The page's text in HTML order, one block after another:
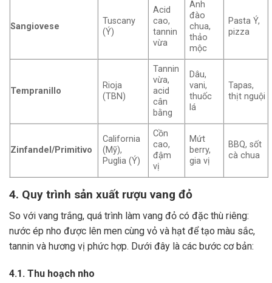
Sangiovese
Tuscany
(Ý)
Acid
cao,
tannin
vừa
Anh
đào
chua,
thảo
mộc
Pasta Ý,
pizza
Tempranillo
Rioja
(TBN)
Tannin
vừa,
acid
cân
bằng
Dâu,
vani,
thuốc
lá
Tapas,
thịt nguội
Zinfandel/Primitivo
California
(Mỹ),
Puglia (Ý)
Cồn
cao,
đậm
vị
Mứt
berry,
gia vị
BBQ, sốt
cà chua
4. Quy trình sản xuất rượu vang đỏ
So với vang trắng, quá trình làm vang đỏ có đặc thù riêng:
nước ép nho được lên men cùng vỏ và hạt để tạo màu sắc,
tannin và hương vị phức hợp. Dưới đây là các bước cơ bản:
4.1. Thu hoạch nho